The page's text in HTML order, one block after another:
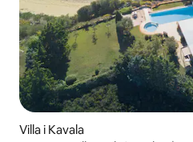
Villa i Kavala